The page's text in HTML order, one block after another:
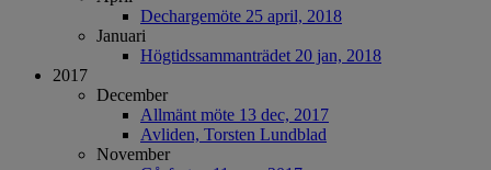
Dechargemöte 25 april, 2018
Januari
Högtidssammanträdet 20 jan, 2018
2017
December
Allmänt möte 13 dec, 2017
Avliden, Torsten Lundblad
November